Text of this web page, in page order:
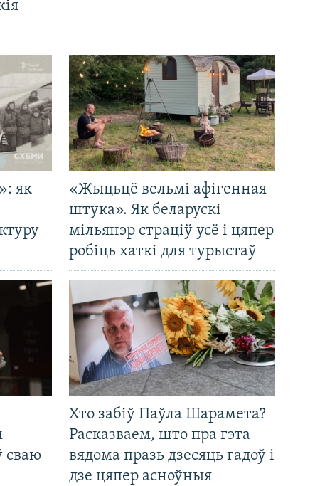
як
«Жыцьцё вельмі афігенная
штука». Як беларускі
мільянэр страціў усё і цяпер
робіць хаткі для турыстаў
сваю
Хто забіў Паўла Шарамета?
Расказваем, што пра гэта
вядома празь дзесяць гадоў і
дзе цяпер асноўныя